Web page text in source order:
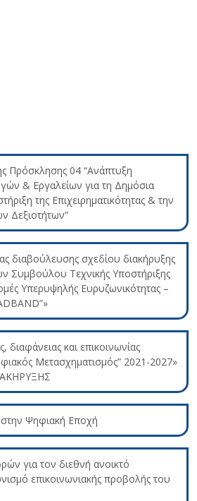
Πρόσκλησης 04 “Ανάπτυξη
& Εργαλείων για τη Δημόσια
της Επιχειρηματικότητας & την
Δεξιοτήτων”
διαβούλευσης σχεδίου διακήρυξης
Συμβούλου Τεχνικής Υποστήριξης
Υπερυψηλής Ευρυζωνικότητας –
διαφάνειας και επικοινωνίας
Μετασχηματισμός” 2021-2027»
Ψηφιακή Εποχή
για τον διεθνή ανοικτό
επικοινωνιακής προβολής του